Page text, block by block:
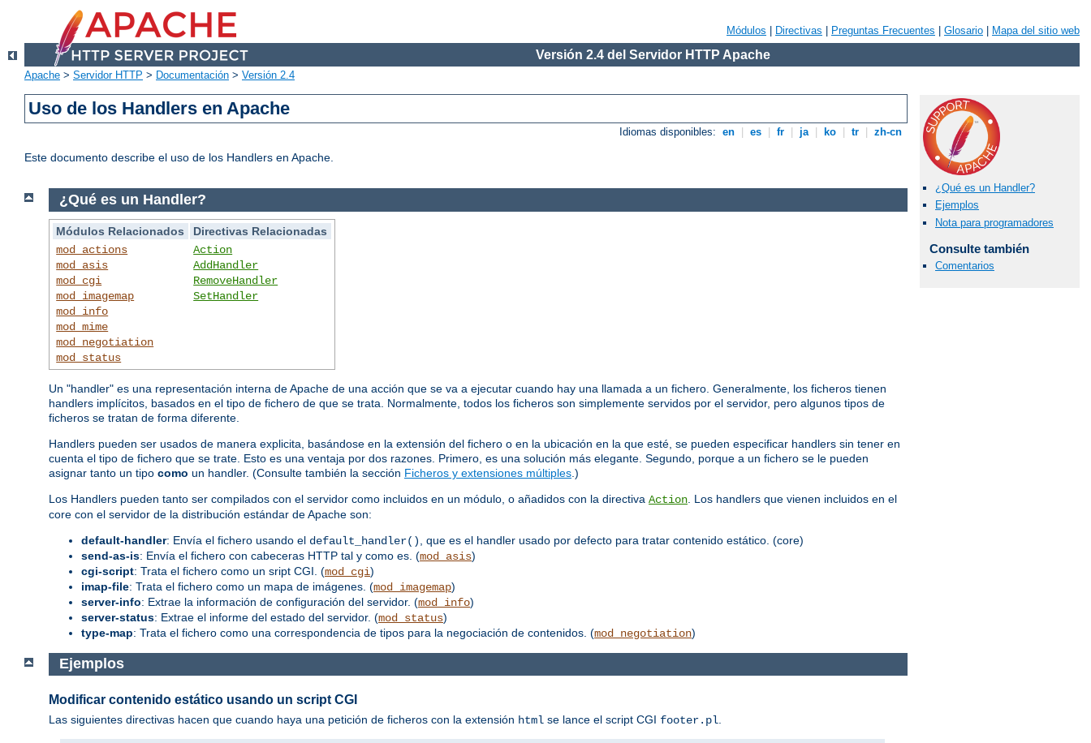
Módulos Directivas Preguntas Frecuentes Glosario Mapa del sitio web
Versión 2.4 del Servidor HTTP Apache
Apache > Servidor HTTP > Documentación > Versión 2.4
Uso de los Handlers en Apache
Idiomas disponibles: en es fr ja ko tr zh-cn
Este documento describe el uso de los Handlers en Apache.
¿Qué es un Handler?
Ejemplos
Nota para programadores
Consulte también
Comentarios
¿Qué es un Handler?
Módulos Relacionados
Directivas Relacionadas
mod_actions
mod_asis
mod_cgi
mod_imagemap
mod_info
mod_mime
mod_negotiation
mod_status
Action
AddHandler
RemoveHandler
SetHandler
Un "handler" es una representación interna de Apache de una acción que se va a ejecutar cuando hay una llamada a un fichero. Generalmente, los ficheros tienen
handlers implícitos, basados en el tipo de fichero de que se trata. Normalmente, todos los ficheros son simplemente servidos por el servidor, pero algunos tipos de
ficheros se tratan de forma diferente.
Handlers pueden ser usados de manera explicita, basándose en la extensión del fichero o en la ubicación en la que esté, se pueden especificar handlers sin tener en
cuenta el tipo de fichero que se trate. Esto es una ventaja por dos razones. Primero, es una solución más elegante. Segundo, porque a un fichero se le pueden
asignar tanto un tipo como un handler. (Consulte también la sección Ficheros y extensiones múltiples .)
Los Handlers pueden tanto ser compilados con el servidor como incluidos en un módulo, o añadidos con la directiva Action . Los handlers que vienen incluidos en el
core con el servidor de la distribución estándar de Apache son:
default-handler: Envía el fichero usando el default_handler()
, que es el handler usado por defecto para tratar contenido estático. (core)
send-as-is: Envía el fichero con cabeceras HTTP tal y como es. (mod_asis)
cgi-script: Trata el fichero como un sript CGI. (mod_cgi)
imap-file: Trata el fichero como un mapa de imágenes. (mod_imagemap)
server-info: Extrae la información de configuración del servidor. (mod_info)
server-status: Extrae el informe del estado del servidor. (mod_status)
type-map: Trata el fichero como una correspondencia de tipos para la negociación de contenidos. (mod_negotiation)
Ejemplos
Modificar contenido estático usando un script CGI
Las siguientes directivas hacen que cuando haya una petición de ficheros con la extensión html se lance el script CGI footer.pl.